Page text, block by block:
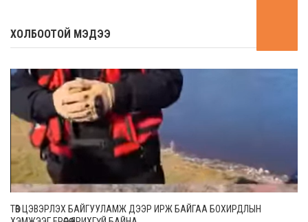
ХОЛБООТОЙ МЭДЭЭ
ТӨВ ЦЭВЭРЛЭХ БАЙГУУЛАМЖ ДЭЭР ИРЖ БАЙГАА БОХИРДЛЫН